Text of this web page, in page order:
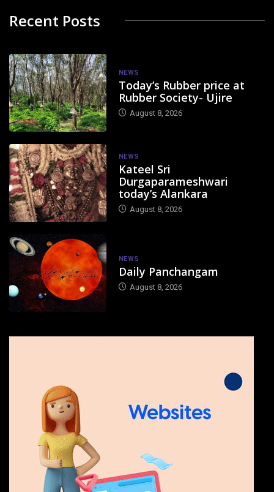
Recent Posts
NEWS
Today’s Rubber price at
Rubber Society- Ujire
August 8, 2026
NEWS
Kateel Sri
Durgaparameshwari
today’s Alankara
August 8, 2026
NEWS
Daily Panchangam
August 8, 2026